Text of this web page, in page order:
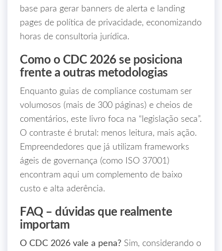
base para gerar banners de alerta e landing
pages de política de privacidade, economizando
horas de consultoria jurídica.
Como o CDC 2026 se posiciona
frente a outras metodologias
Enquanto guias de compliance costumam ser
volumosos (mais de 300 páginas) e cheios de
comentários, este livro foca na “legislação seca”.
O contraste é brutal: menos leitura, mais ação.
Empreendedores que já utilizam frameworks
ágeis de governança (como ISO 37001)
encontram aqui um complemento de baixo
custo e alta aderência.
FAQ – dúvidas que realmente
importam
O CDC 2026 vale a pena? Sim, considerando o